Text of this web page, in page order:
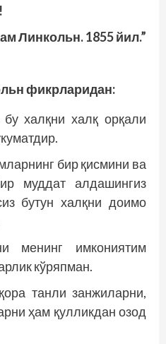
Линкольн. 1855 йил.”
фикрларидан:
халқни халқ орқали
бир қисмини ва
муддат алдашингиз
бутун халқни доимо
менинг имко­ниятим
кўряпман.
танли занжиларни,
ҳам қулликдан озод